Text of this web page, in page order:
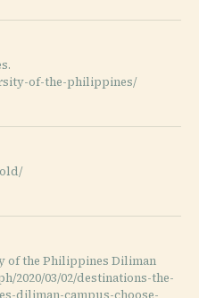
of-the-philippines/
of the Philippines Diliman
2020/03/02/destinations-the-
diliman-campus-choose-